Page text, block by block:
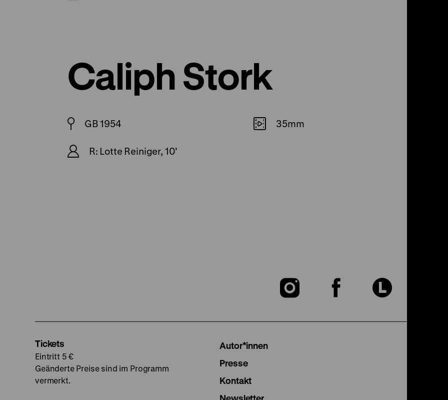
Caliph Stork
GB 1954 35mm
R: Lotte Reiniger, 10’
Zu
Zu
Zu
Tickets
Eintritt 5 €
Geänderte Preise sind im Programm
vermerkt.
Autor*innen
Presse
Kontakt
Newsletter